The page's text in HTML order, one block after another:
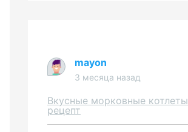
mayon
3 месяца назад
Вкусные морковные котлеты
рецепт